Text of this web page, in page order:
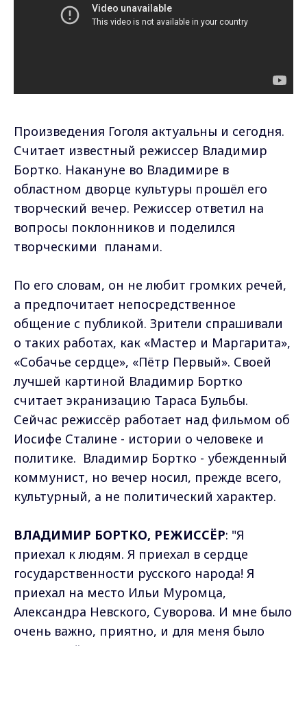
Произведения Гоголя актуальны и сегодня.
Считает известный режиссер Владимир
Бортко. Накануне во Владимире в
областном дворце культуры прошёл его
творческий вечер. Режиссер ответил на
вопросы поклонников и поделился
творческими планами.
По его словам, он не любит громких речей,
а предпочитает непосредственное
общение с публикой. Зрители спрашивали
о таких работах, как «Мастер и Маргарита»,
«Собачье сердце», «Пётр Первый». Своей
лучшей картиной Владимир Бортко
считает экранизацию Тараса Бульбы.
Сейчас режиссёр работает над фильмом об
Иосифе Сталине - истории о человеке и
политике. Владимир Бортко - убежденный
коммунист, но вечер носил, прежде всего,
культурный, а не политический характер.
ВЛАДИМИР БОРТКО, РЕЖИССЁР: "Я
приехал к людям. Я приехал в сердце
государственности русского народа! Я
приехал на место Ильи Муромца,
Александра Невского, Суворова. И мне было
очень важно, приятно, и для меня было
чрезвычайно ответственно разговаривать с